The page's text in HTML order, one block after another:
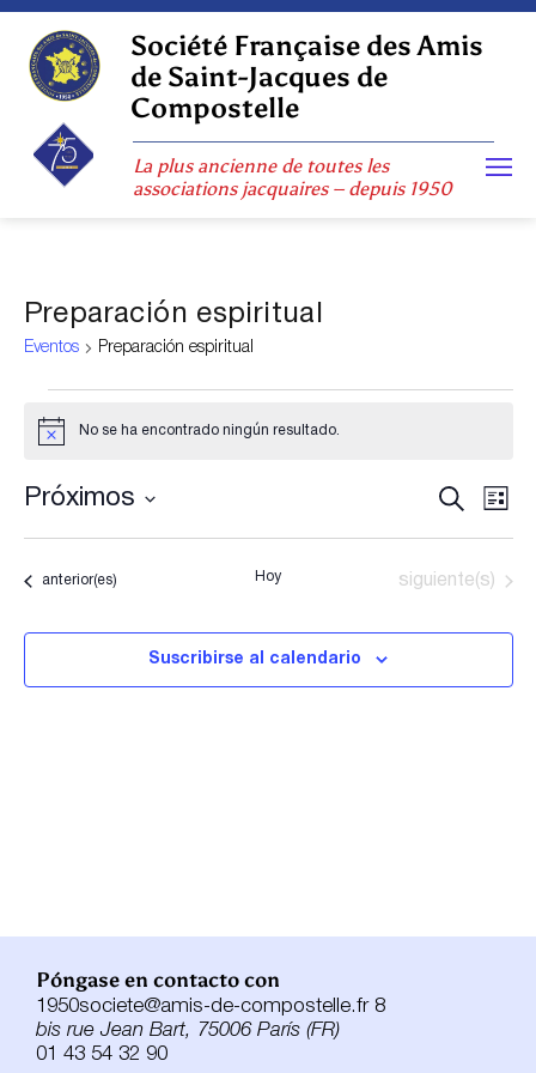
Skip
content
Société Française des Amis
de Saint-Jacques de
Compostelle
La plus ancienne de toutes les
associations jacquaires – depuis 1950
Preparación espiritual
Eventos Preparación espiritual
Aviso
No se ha encontrado ningún resultado.
de
vistas
de
Buscar
de
Lista
Próximos
fecha.
Eventos
anterior(es) Hoy Eventos
siguiente(s)
Suscribirse al calendario
Póngase en contacto con
1950societe@amis-de-compostelle.fr 8
bis rue Jean Bart, 75006 París (FR)
01 43 54 32 90